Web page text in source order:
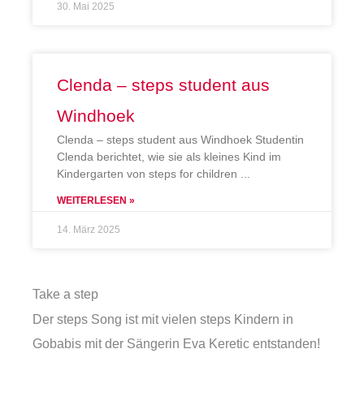
30. Mai 2025
Clenda – steps student aus
Windhoek
Clenda – steps student aus Windhoek Studentin
Clenda berichtet, wie sie als kleines Kind im
Kindergarten von steps for children
WEITERLESEN »
14. März 2025
Take a step
Der steps Song ist mit vielen steps Kindern in
Gobabis mit der Sängerin Eva Keretic entstanden!